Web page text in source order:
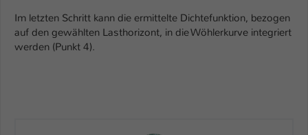
Im letzten Schritt kann die ermittelte Dichtefunktion, bezogen
auf den gewählten Lasthorizont, in die Wöhlerkurve integriert
werden (Punkt 4).